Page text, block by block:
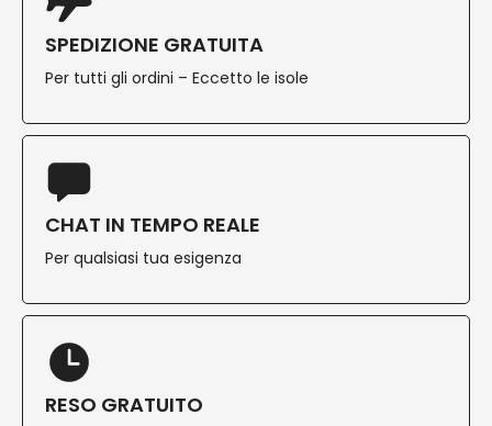
SPEDIZIONE GRATUITA
Per tutti gli ordini – Eccetto le isole
CHAT IN TEMPO REALE
Per qualsiasi tua esigenza
RESO GRATUITO